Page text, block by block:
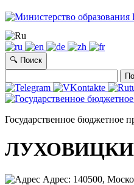
🔍 Поиск
Государственное бюджетное
Адрес: 140500,